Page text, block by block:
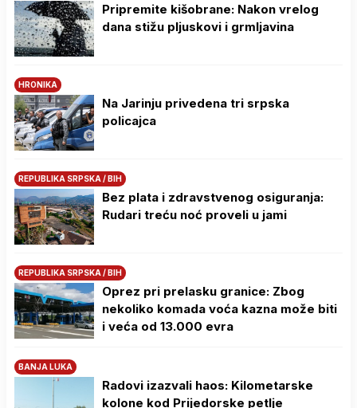
Pripremite kišobrane: Nakon vrelog
dana stižu pljuskovi i grmljavina
HRONIKA
Na Јarinju privedena tri srpska
policajca
REPUBLIKA SRPSKA / BIH
Bez plata i zdravstvenog osiguranja:
Rudari treću noć proveli u jami
REPUBLIKA SRPSKA / BIH
Oprez pri prelasku granice: Zbog
nekoliko komada voća kazna može biti
i veća od 13.000 evra
BANJA LUKA
Radovi izazvali haos: Kilometarske
kolone kod Prijedorske petlje